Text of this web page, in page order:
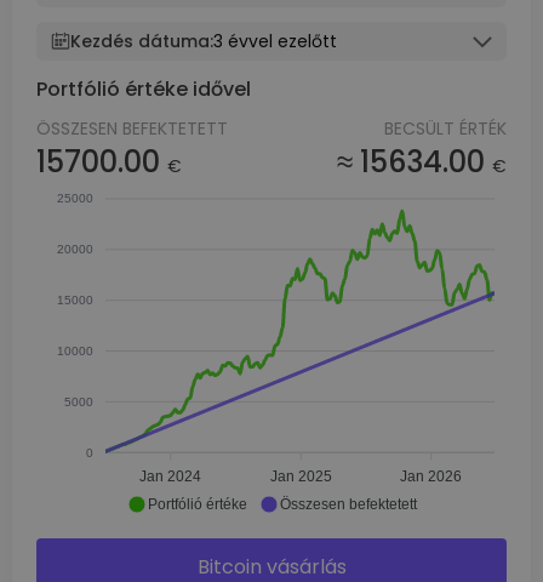
Kezdés dátuma:3 évvel ezelőtt
Portfólió értéke idővel
ÖSSZESEN BEFEKTETETT
15700.00 €
BECSÜLT ÉRTÉK
≈ 15634.00 €
25000
20000
15000
10000
5000
0
Jan 2024 Jan 2025 Jan 2026
Portfólió értéke Összesen befektetett
Bitcoin vásárlás